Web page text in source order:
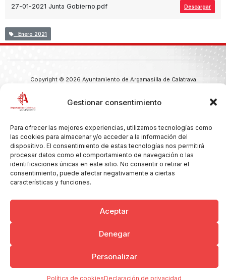
Gestionar consentimiento
Para ofrecer las mejores experiencias, utilizamos tecnologías como
las cookies para almacenar y/o acceder a la información del
dispositivo. El consentimiento de estas tecnologías nos permitirá
procesar datos como el comportamiento de navegación o las
identificaciones únicas en este sitio. No consentir o retirar el
consentimiento, puede afectar negativamente a ciertas
características y funciones.
Aceptar
Denegar
Personalizar
Política de cookiesDeclaración de privacidad
27-01-2021 Junta Gobierno.pdf Descargar
Enero 2021
Copyright © 2026 Ayuntamiento de Argamasilla de Calatrava